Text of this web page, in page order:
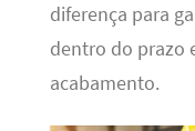
diferença para
dentro do prazo
acabamento.